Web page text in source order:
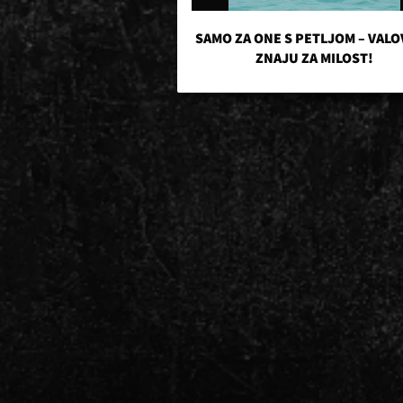
SAMO ZA ONE S PETLJOM –
ZNAJU ZA MILOST!